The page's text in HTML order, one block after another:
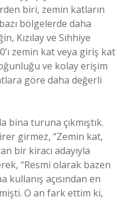
biri, zemin katların
bölgelerde daha
Kızılay ve Sıhhiye
zemin kat veya giriş kat
ve kolay erişim
göre daha değerli
turuna çıkmıştık.
girmez, “Zemin kat,
bir kiracı adayıyla
“Resmi olarak bazen
kullanış açısından en
O an fark ettim ki,